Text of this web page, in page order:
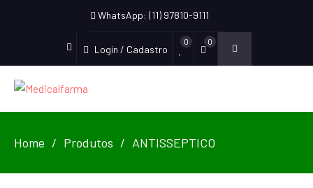
WhatsApp: (11) 97810-9111
Login / Cadastro
0 0
Home Produtos ANTISSEPTICO